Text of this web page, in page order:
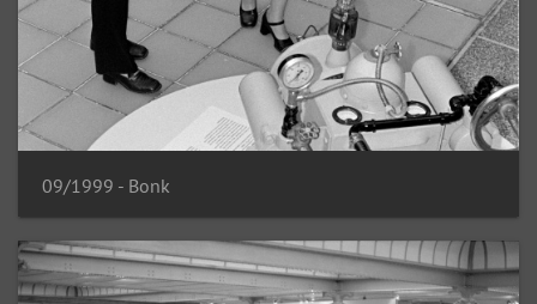
09/1999 - Bonk